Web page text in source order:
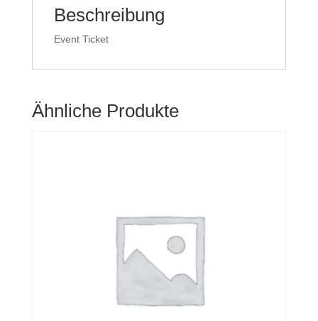
(Copy)
(Copy)
(Copy)
(Copy)
(Copy)
(Copy)
Beschreibung
Event Ticket
Ähnliche Produkte